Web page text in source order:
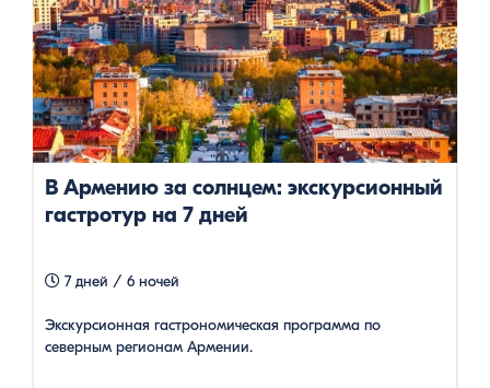
В Армению за солнцем: экскурсионный
гастротур на 7 дней
7 дней / 6 ночей
Экскурсионная гастрономическая программа по
северным регионам Армении.